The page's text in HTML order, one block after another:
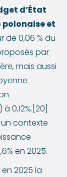
d’État
et
de 0,06 % du
par
mais aussi
0,12%.[20]
contexte
en 2025.
2025 la